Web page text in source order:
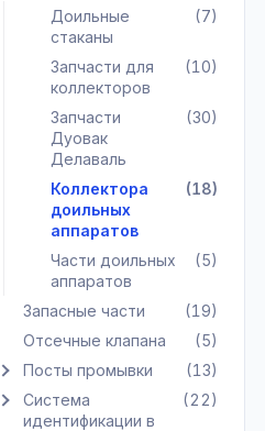
Доильные
стаканы
(7)
Запчасти для
коллекторов
(10)
Запчасти
Дуовак
Делаваль
(30)
Коллектора
доильных
аппаратов
(18)
Части доильных
аппаратов
(5)
Запасные части
(19)
Отсечные клапана
(5)
Показать подкатегории Посты промывки
Посты промывки (13)
Показать подкатегории Система
Система
идентификации в
(22)